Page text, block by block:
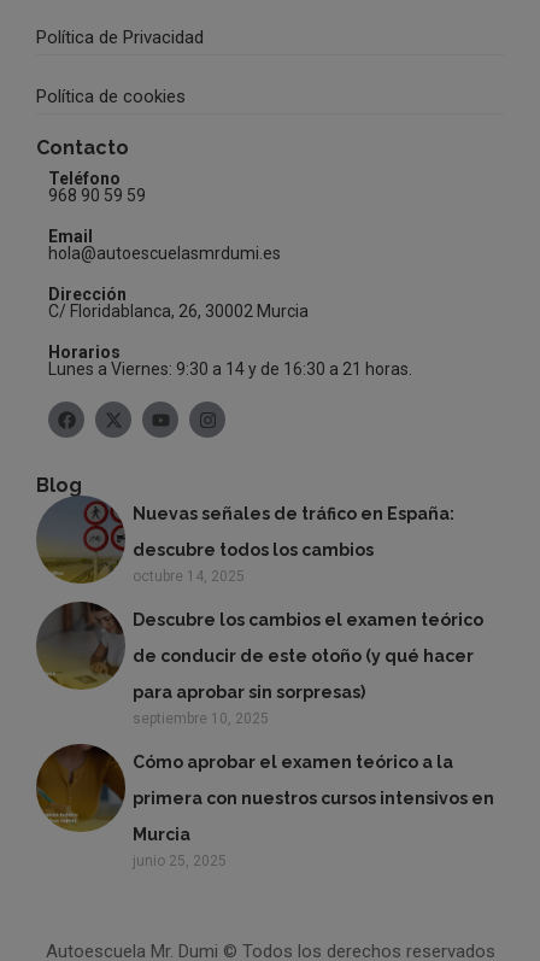
Política de Privacidad
Política de cookies
Contacto
Teléfono
968 90 59 59
Email
hola@autoescuelasmrdumi.es
Dirección
C/ Floridablanca, 26, 30002 Murcia
Horarios
Lunes a Viernes: 9:30 a 14 y de 16:30 a 21 horas.
Blog
Nuevas señales de tráfico en España:
descubre todos los cambios
octubre 14, 2025
Descubre los cambios el examen teórico
de conducir de este otoño (y qué hacer
para aprobar sin sorpresas)
septiembre 10, 2025
Cómo aprobar el examen teórico a la
primera con nuestros cursos intensivos en
Murcia
junio 25, 2025
Autoescuela Mr. Dumi © Todos los derechos reservados